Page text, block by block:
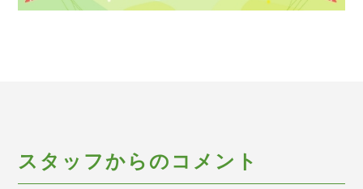
スタッフからのコメント